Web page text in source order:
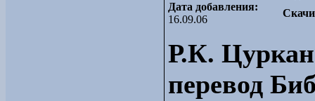
Дата добавления:
16.09.06
Р.К.
перевод